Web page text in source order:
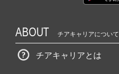
ABOUT チアキャリアについて
チアキャリアとは